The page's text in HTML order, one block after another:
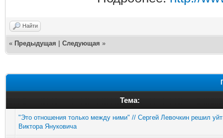
Найти
« Предыдущая Следующая »
Тема:
"Это отношения только между ними" // Сергей Левочкин решил
Виктора Януковича